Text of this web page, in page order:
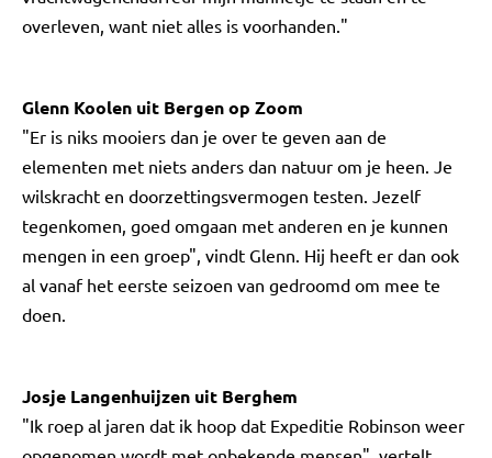
overleven, want niet alles is voorhanden."
Glenn Koolen uit Bergen op Zoom
"Er is niks mooiers dan je over te geven aan de
elementen met niets anders dan natuur om je heen. Je
wilskracht en doorzettingsvermogen testen. Jezelf
tegenkomen, goed omgaan met anderen en je kunnen
mengen in een groep", vindt Glenn. Hij heeft er dan ook
al vanaf het eerste seizoen van gedroomd om mee te
doen.
Josje Langenhuijzen uit Berghem
"Ik roep al jaren dat ik hoop dat Expeditie Robinson weer